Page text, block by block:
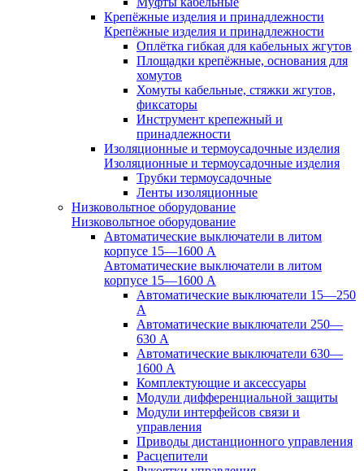
Крепёжные изделия и принадлежности
Крепёжные изделия и принадлежности
Оплётка гибкая для кабельных жгутов
Площадки крепёжные, основания для
хомутов
Хомуты кабельные, стяжки жгутов,
фиксаторы
Инструмент крепежный и
принадлежности
Изоляционные и термоусадочные изделия
Изоляционные и термоусадочные изделия
Трубки термоусадочные
Ленты изоляционные
Низковольтное оборудование
Низковольтное оборудование
Автоматические выключатели в литом
корпусе 15—1600 А
Автоматические выключатели в литом
корпусе 15—1600 А
Автоматические выключатели 15—250
А
Автоматические выключатели 250—
630 А
Автоматические выключатели 630—
1600 А
Комплектующие и аксессуары
Модули дифференциальной защиты
Модули интерфейсов связи и
управления
Приводы дистанционного управления
Расцепители